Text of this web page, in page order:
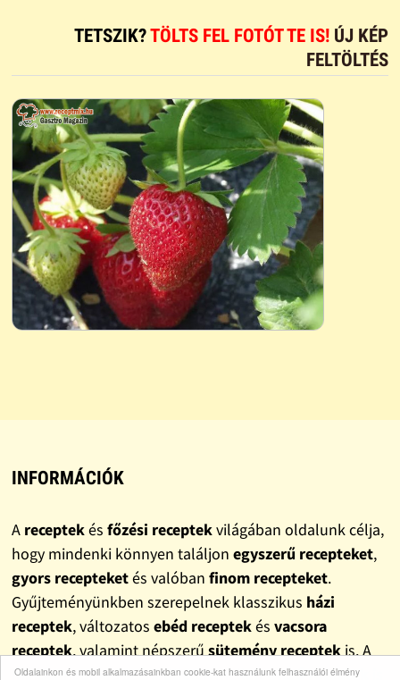
Oldalainkon és mobil alkalmazásainkban cookie-kat használunk felhasználói élmény
TETSZIK?TÖLTS FEL FOTÓT TE IS! ÚJ KÉP
FELTÖLTÉS
INFORMÁCIÓK
A receptekés főzési receptekvilágában oldalunk célja,
hogy mindenki könnyen találjon egyszerű recepteket,
gyors recepteketés valóban finom recepteket.
Gyűjteményünkben szerepelnek klasszikus házi
receptek, változatos ebéd receptekés vacsora
receptek, valamint népszerűsütemény receptekis. A
mindennapokra szánt ötletek mellettolcsó receptek